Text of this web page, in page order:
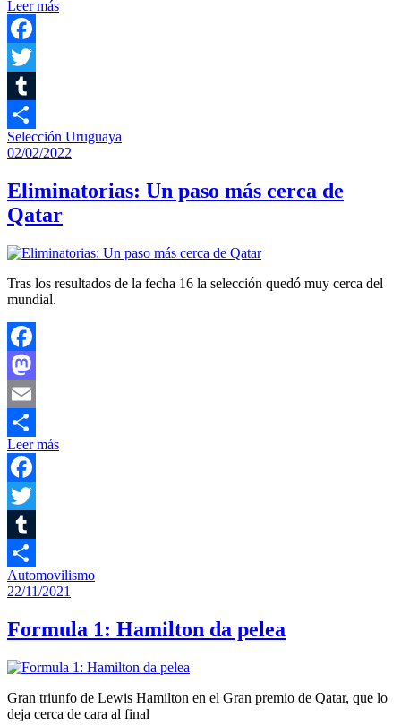
Compartir
Leer más
Facebook
Twitter
Tumblr
Compartir
Selección Uruguaya
02/02/2022
Eliminatorias: Un paso más cerca de
Qatar
Tras los resultados de la fecha 16 la selección quedó muy cerca del
mundial.
Facebook
Mastodon
Email
Compartir
Leer más
Facebook
Twitter
Tumblr
Compartir
Automovilismo
22/11/2021
Formula 1: Hamilton da pelea
Gran triunfo de Lewis Hamilton en el Gran premio de Qatar, que lo
deja cerca de cara al final